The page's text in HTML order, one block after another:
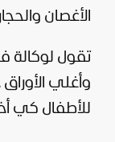
الأغصان
تقول لوكالة
وأغلي
للأطفال كي